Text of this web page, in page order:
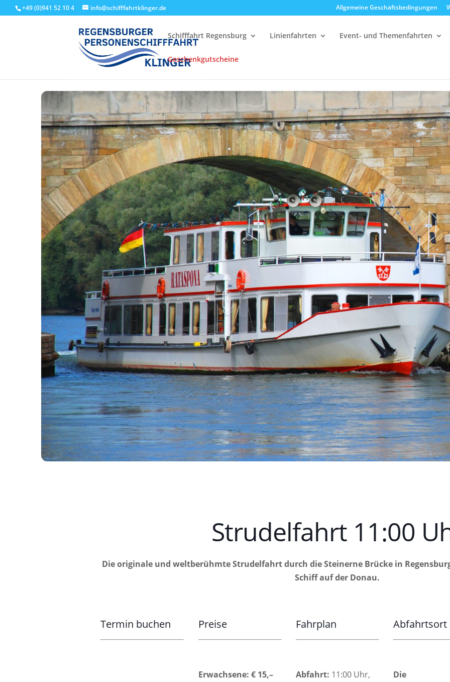
+49 (0)941 52 10 4 info@schifffahrtklinger.de Allgemeine Geschäftsbedingungen
Schifffahrt Regensburg Linienfahrten Event- und Themenfahrten
Geschenkgutscheine
Events - Schifffahrt Regensburg Linienfahrten
Strudelfahrt 11:00
Die originale und weltberühmte Strudelfahrt durch die Steinerne Brücke in
Schiff auf der Donau.
Termin buchen Preise
Erwachsene: € 15,–
Fahrplan
Abfahrt: 11:00 Uhr,
Abfahrtsort
Die